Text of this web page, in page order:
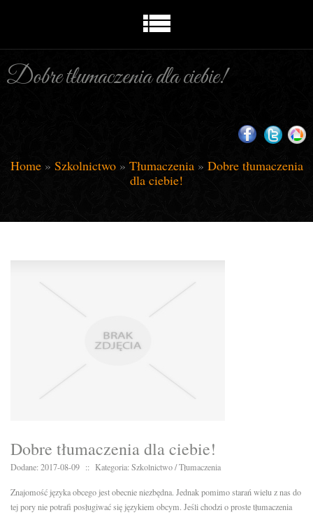
Dobre tłumaczenia dla ciebie!
Home» Szkolnictwo» Tłumaczenia» Dobre tłumaczenia
dla ciebie!
Dobre tłumaczenia dla ciebie!
Dodane: 2017-08-09 :: Kategoria: Szkolnictwo / Tłumaczenia
Znajomość języka obcego jest obecnie niezbędna. Jednak pomimo starań wielu z nas do
tej pory nie potrafi posługiwać się językiem obcym. Jeśli chodzi o proste tłumaczenia